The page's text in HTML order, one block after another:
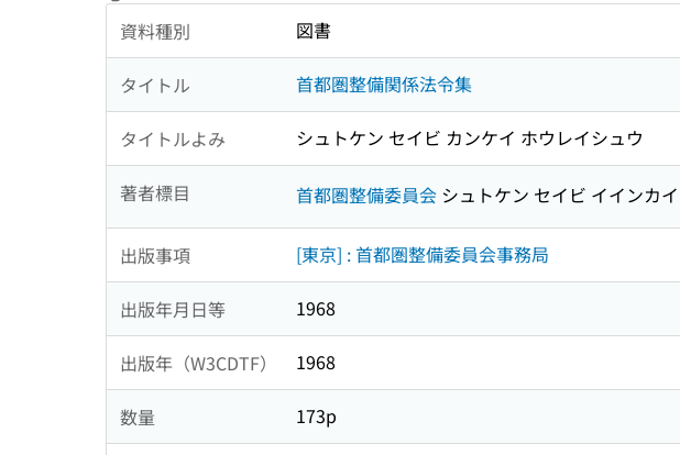
資料種別 図書
タイトル 首都圏整備関係法令集
タイトルよみ シュトケン セイビ カンケイ ホウレイシュウ
著者標目 首都圏整備委員会 シュトケン セイビ イインカイ
出版事項 [東京] : 首都圏整備委員会事務局
出版年月日等 1968
出版年（W3CDTF） 1968
数量 173p